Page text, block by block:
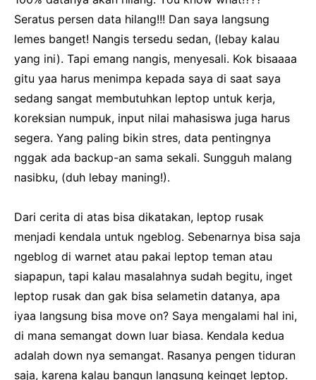
Seratus persen data hilang!!! Dan saya langsung
lemes banget! Nangis tersedu sedan, (lebay kalau
yang ini). Tapi emang nangis, menyesali. Kok bisaaaa
gitu yaa harus menimpa kepada saya di saat saya
sedang sangat membutuhkan leptop untuk kerja,
koreksian numpuk, input nilai mahasiswa juga harus
segera. Yang paling bikin stres, data pentingnya
nggak ada backup-an sama sekali. Sungguh malang
nasibku, (duh lebay maning!).
Dari cerita di atas bisa dikatakan, leptop rusak
menjadi kendala untuk ngeblog. Sebenarnya bisa saja
ngeblog di warnet atau pakai leptop teman atau
siapapun, tapi kalau masalahnya sudah begitu, inget
leptop rusak dan gak bisa selametin datanya, apa
iyaa langsung bisa move on? Saya mengalami hal ini,
di mana semangat down luar biasa. Kendala kedua
adalah down nya semangat. Rasanya pengen tiduran
saja, karena kalau bangun langsung keinget leptop.